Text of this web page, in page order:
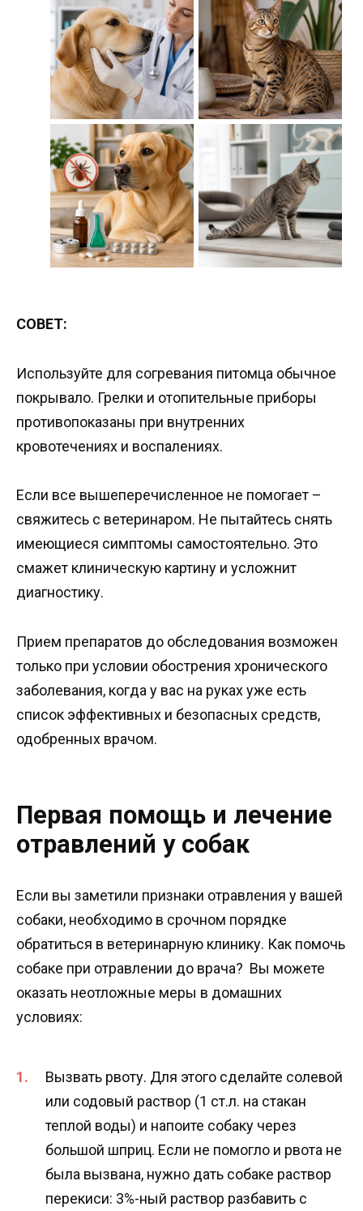
СОВЕТ:
Используйте для согревания питомца обычное
покрывало. Грелки и отопительные приборы
противопоказаны при внутренних
кровотечениях и воспалениях.
Если все вышеперечисленное не помогает –
свяжитесь с ветеринаром. Не пытайтесь снять
имеющиеся симптомы самостоятельно. Это
смажет клиническую картину и усложнит
диагностику.
Прием препаратов до обследования возможен
только при условии обострения хронического
заболевания, когда у вас на руках уже есть
список эффективных и безопасных средств,
одобренных врачом.
Первая помощь и лечение
отравлений у собак
Если вы заметили признаки отравления у вашей
собаки, необходимо в срочном порядке
обратиться в ветеринарную клинику. Как помочь
собаке при отравлении до врача? Вы можете
оказать неотложные меры в домашних
условиях:
Вызвать рвоту. Для этого сделайте солевой
или содовый раствор (1 ст.л. на стакан
теплой воды) и напоите собаку через
большой шприц. Если не помогло и рвота не
была вызвана, нужно дать собаке раствор
перекиси: 3%-ный раствор разбавить с